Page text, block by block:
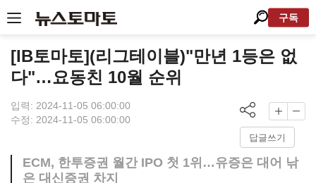
구독
[IB토마토](리그테이블)"만년 1등은 없
다"…요동친 10월 순위
입력: 2024-11-05 06:00:00
수정: 2024-11-05 06:00:00
답글쓰기
ECM, 한투증권 월간 IPO 첫 1위…유증은 대어 낚
은 대신증권 차지